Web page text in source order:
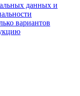
данных и
вариантов